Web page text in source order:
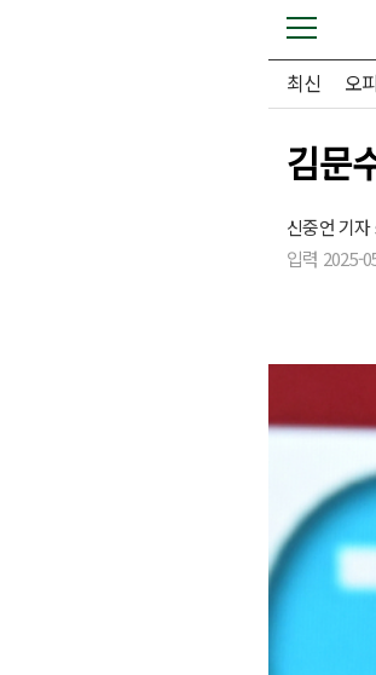
최신 오
김문
신중언 기자
입력 2025-